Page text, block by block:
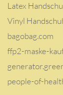
Latex
Vinyl
bagobag.com
ffp2-maske-
people-of-